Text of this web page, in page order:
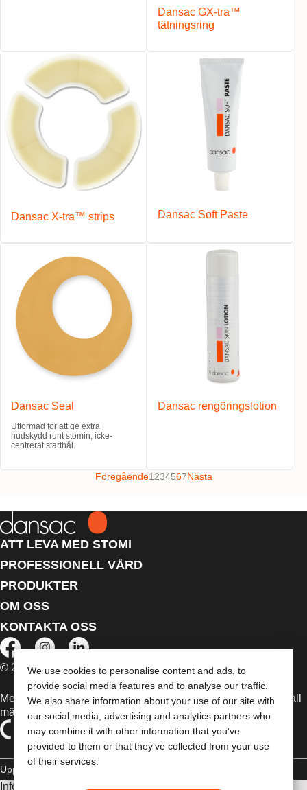
We use cookies to personalise content and ads, to
provide social media features and to analyse our traffic.
We also share information about your use of our site with
our social media, advertising and analytics partners who
may combine it with other information that you’ve
provided to them or that they’ve collected from your use
of their services.
Dansac GX-tra™
tätningsring
Dansac X-tra™ strips Dansac Soft Paste
Dansac Seal
Utformad för att ge extra
hudskydd runt stomin, icke-
centrerat starthål.
Dansac rengöringslotion
Föregående1 234567Nästa
ATT LEVA MED STOMI
PROFESSIONELL VÅRD
PRODUKTER
OM OSS
KONTAKTA OSS
© 2026 Dansac A/S. Med ensamrätt.
Medicintekniska enheter som säljs i EU är i förekommande fall
märkta med någon av följande symboler
Upphovsrätt
Informationen som finns här är inte avsedd som medicinsk